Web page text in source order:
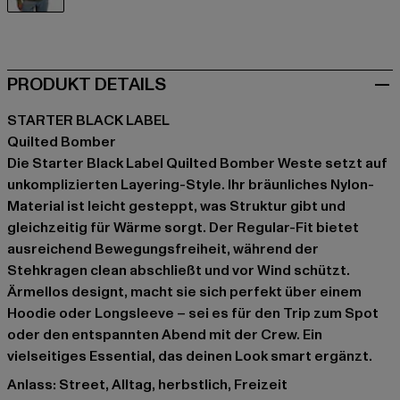
PRODUKT DETAILS
STARTER BLACK LABEL
Quilted Bomber
Die Starter Black Label Quilted Bomber Weste setzt auf
unkomplizierten Layering-Style. Ihr bräunliches Nylon-
Material ist leicht gesteppt, was Struktur gibt und
gleichzeitig für Wärme sorgt. Der Regular-Fit bietet
ausreichend Bewegungsfreiheit, während der
Stehkragen clean abschließt und vor Wind schützt.
Ärmellos designt, macht sie sich perfekt über einem
Hoodie oder Longsleeve – sei es für den Trip zum Spot
oder den entspannten Abend mit der Crew. Ein
vielseitiges Essential, das deinen Look smart ergänzt.
Anlass: Street, Alltag, herbstlich, Freizeit